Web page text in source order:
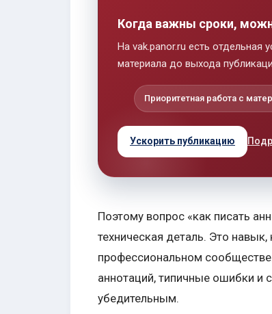
Когда важны сроки,
На vak.panor.ru есть отдельная
материала до выхода
Приоритетная работа с
Ускорить публикацию
Поэтому вопрос «как писать
техническая деталь. Это
профессиональном
аннотаций, типичные ошибки и
убедительным.